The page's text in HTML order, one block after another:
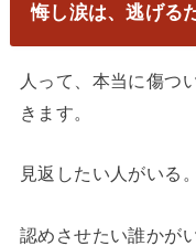
悔し涙は、逃げる
人って、本当に傷つ
きます。
見返したい人がいる。
認めさせたい誰かがい